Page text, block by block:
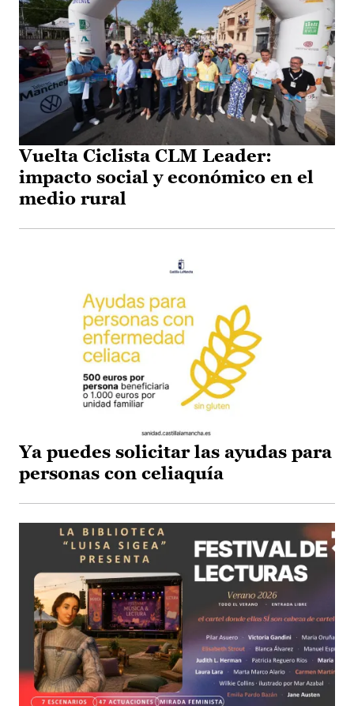
Vuelta Ciclista CLM Leader:
impacto social y económico en el
medio rural
Ya puedes solicitar las ayudas para
personas con celiaquía